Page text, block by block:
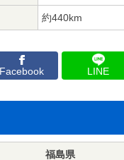
約440km
Facebook LINE
福島県